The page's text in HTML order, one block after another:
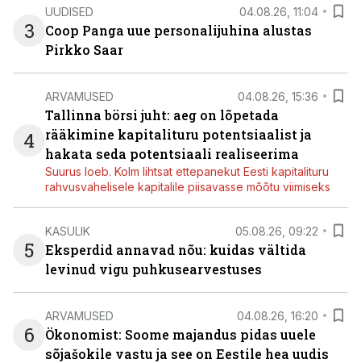
3
UUDISED 04.08.26, 11:04
Coop Panga uue personalijuhina alustas
Pirkko Saar
4
ARVAMUSED 04.08.26, 15:36
Tallinna börsi juht: aeg on lõpetada
rääkimine kapitalituru potentsiaalist ja
hakata seda potentsiaali realiseerima
Suurus loeb. Kolm lihtsat ettepanekut Eesti kapitalituru
rahvusvahelisele kapitalile piisavasse mõõtu viimiseks
5
KASULIK 05.08.26, 09:22
Eksperdid annavad nõu: kuidas vältida
levinud vigu puhkusearvestuses
6
ARVAMUSED 04.08.26, 16:20
Ökonomist: Soome majandus pidas uuele
sõjašokile vastu ja see on Eestile hea uudis